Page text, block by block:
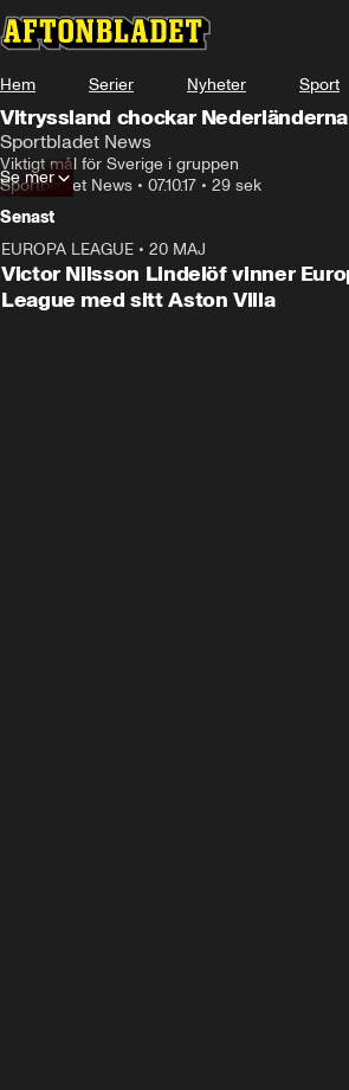
Hem Serier Nyheter Sport
Vitryssland chockar
Sportbladet News
Viktigt mål för Sverige i gruppen
Sportbladet News • 07.10.17 • 29 sek
Se mer
Senast
EUROPA LEAGUE • 20 MAJ
Victor Nilsson Lindelöf vinner
League med sitt Aston Villa